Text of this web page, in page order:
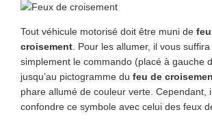
Tout véhicule motorisé doit être muni de
croisement. Pour les allumer, il vous
simplement le commando (placé à gauche
jusqu’au pictogramme du feu de
phare allumé de couleur verte. Cependant,
confondre ce symbole avec celui des feux